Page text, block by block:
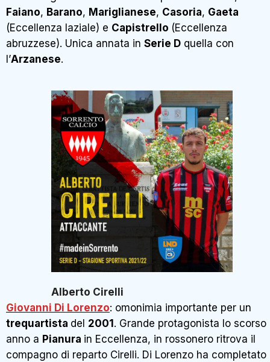
Faiano, Barano, Mariglianese, Casoria, Gaeta
(Eccellenza laziale) e Capistrello (Eccellenza
abruzzese). Unica annata in Serie D quella con
l’Arzanese.
Alberto Cirelli
Giovanni Di Lorenzo: omonimia importante per un
trequartista del 2001 . Grande protagonista lo scorso
anno a Pianura in Eccellenza, in rossonero ritrova il
compagno di reparto Cirelli. Di Lorenzo ha completato